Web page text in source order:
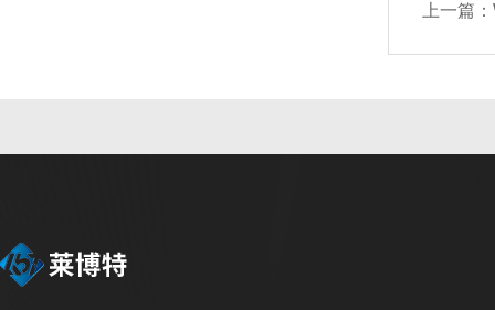
上一篇：